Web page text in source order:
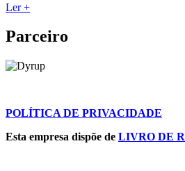
Ler +
Parceiro
POLÍTICA DE PRIVACIDADE
Esta empresa dispõe de LIVRO DE